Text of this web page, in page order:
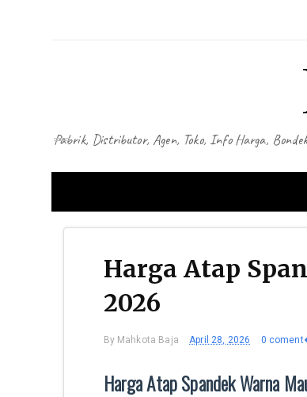
Pabrik, Distributor, Agen, Toko, Info Harga,
Harga Atap
2026
By Mahkota Baja April 28, 2026 0
Harga Atap Spandek Warna